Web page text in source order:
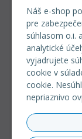
Náš e-shop
pre
súhlasom o.i.
analytické
vyjadrujete
cookie v
cookie.
nepriaznivo